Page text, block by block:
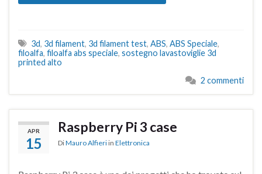
3d, 3d filament, 3d filament test, ABS, ABS Speciale,
filoalfa, filoalfa abs speciale, sostegno lavastoviglie 3d
printed alto
2 commenti
APR
15
Raspberry Pi 3 case
DiMauro Alfieri in Elettronica